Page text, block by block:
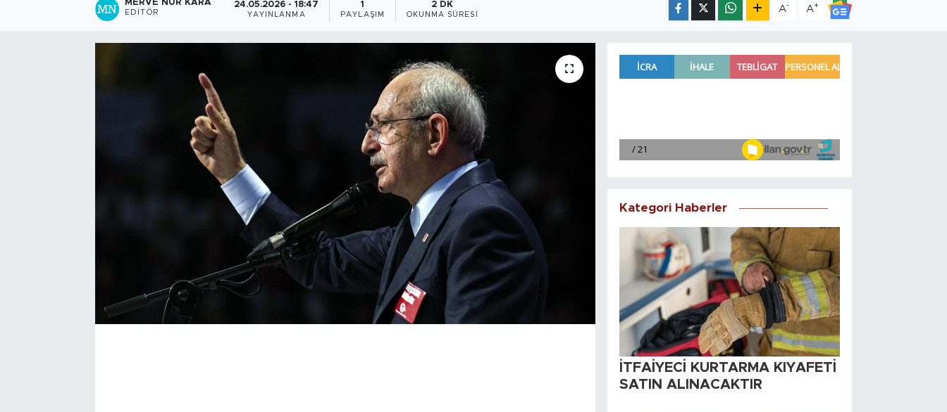
MERVE NUR KARA
EDITÖR
24.05.2026 - 18:47
YAYINLANMA
1
PAYLAŞIM
2 DK
OKUNMA SÜRESI
A- A+
Kategori Haberler
İTFAİYECİ KURTARMA KIYAFETİ
SATIN ALINACAKTIR